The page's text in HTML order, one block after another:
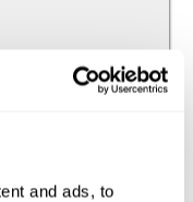
and ads, to
skup procesa koji
to razumevanje
ili
imaju lošiju
nemaju ovaj